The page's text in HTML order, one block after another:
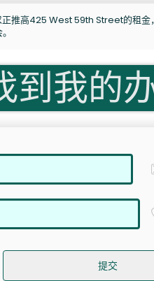
正推高425 West 59th Street的租
到我的
提交